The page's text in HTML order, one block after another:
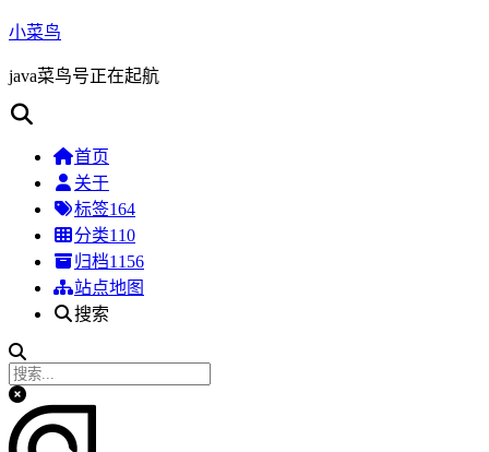
小菜鸟
java菜鸟号正在起航
首页
关于
标签164
分类110
归档1156
站点地图
搜索